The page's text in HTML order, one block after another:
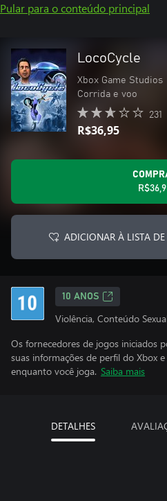
Pular para o conteúdo principal
LocoCycle
Xbox Game Studios
Corrida e voo
231
R$36,95
ADICIONAR À LISTA DE
10 ANOS
Violência, Conteúdo
Os fornecedores de jogos iniciados
suas informações de perfil do Xbox
enquanto você joga. Saiba mais
DETALHES